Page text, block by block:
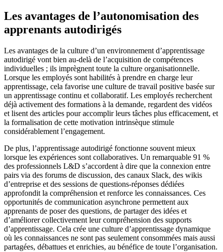
Les avantages de l’autonomisation des
apprenants autodirigés
Les avantages de la culture d’un environnement d’apprentissage
autodirigé vont bien au-delà de l’acquisition de compétences
individuelles ; ils imprègnent toute la culture organisationnelle.
Lorsque les employés sont habilités à prendre en charge leur
apprentissage, cela favorise une culture de travail positive basée sur
un apprentissage continu et collaboratif. Les employés recherchent
déjà activement des formations à la demande, regardent des vidéos
et lisent des articles pour accomplir leurs tâches plus efficacement, et
la formalisation de cette motivation intrinsèque stimule
considérablement l’engagement.
De plus, l’apprentissage autodirigé fonctionne souvent mieux
lorsque les expériences sont collaboratives. Un remarquable 91 %
des professionnels L&D s’accordent à dire que la connexion entre
pairs via des forums de discussion, des canaux Slack, des wikis
d’entreprise et des sessions de questions-réponses dédiées
approfondit la compréhension et renforce les connaissances. Ces
opportunités de communication asynchrone permettent aux
apprenants de poser des questions, de partager des idées et
d’améliorer collectivement leur compréhension des supports
d’apprentissage. Cela crée une culture d’apprentissage dynamique
où les connaissances ne sont pas seulement consommées mais aussi
partagées, débattues et enrichies, au bénéfice de toute l’organisation.